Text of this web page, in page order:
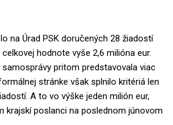
na Úrad PSK doručených 28 žiadostí
hodnote vyše 2,6 milióna eur.
pritom predstavovala viac
stránke však splnilo kritériá len
A to vo výške jeden milión eur,
krajskí poslanci na poslednom júnovom